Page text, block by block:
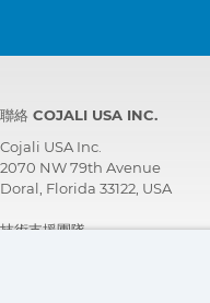
聯絡 COJALI USA INC.
Cojali USA Inc.
2070 NW 79th Avenue
Doral, Florida 33122, USA
技術支援團隊